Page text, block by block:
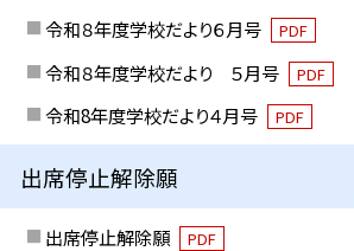
令和８年度学校だより６月号
PDF
令和８年度学校だより ５月号 PDF
令和8年度学校だより４月号 PDF
出席停止解除願
出席停止解除願 PDF